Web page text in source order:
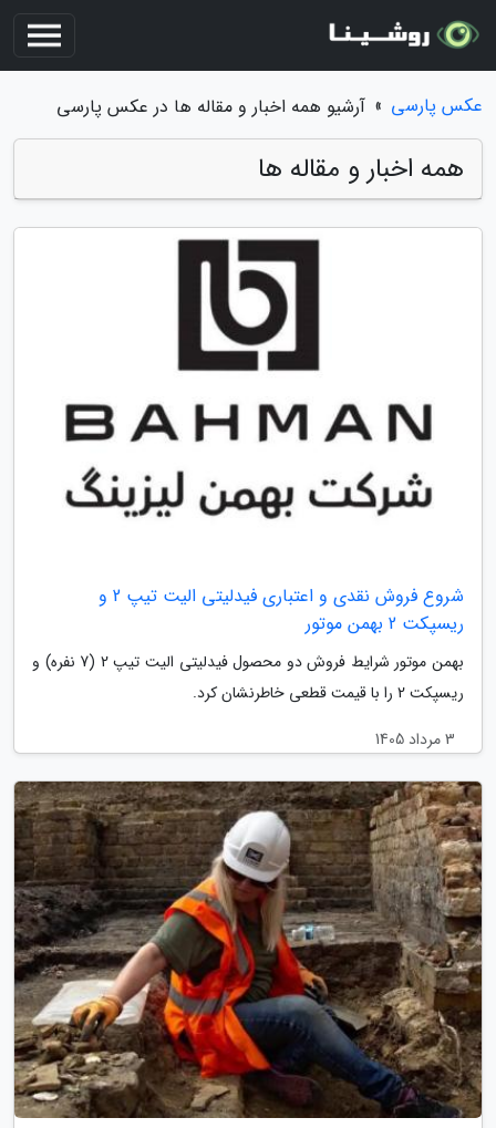
عکس پارسی » آرشیو همه اخبار و مقاله ها در عکس پارسی
همه اخبار و مقاله ها
شروع فروش نقدی و اعتباری فیدلیتی الیت تیپ 2 و
ریسپکت 2 بهمن موتور
بهمن موتور شرایط فروش دو محصول فیدلیتی الیت تیپ 2 (7 نفره) و
ریسپکت 2 را با قیمت قطعی خاطرنشان کرد.
3 مرداد 1405